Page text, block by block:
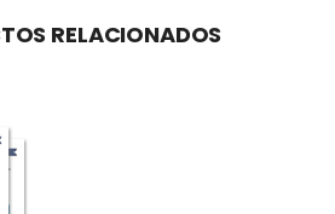
RELACIONADOS